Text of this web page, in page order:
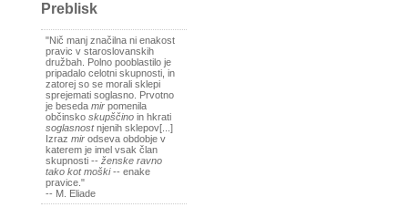
Preblisk
"Nič manj značilna ni enakost
pravic v staroslovanskih
družbah. Polno pooblastilo je
pripadalo celotni skupnosti, in
zatorej so se morali sklepi
sprejemati soglasno. Prvotno
je beseda mir pomenila
občinsko skupščino in hkrati
soglasnostnjenih sklepov[...]
Izraz mir odseva obdobje v
katerem je imel vsak član
skupnosti -- ženske ravno
tako kot moški-- enake
pravice."
-- M. Eliade